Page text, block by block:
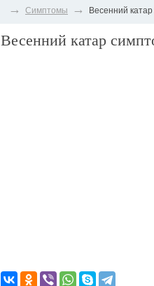
→ Симптомы → Весенний
Весенний катар